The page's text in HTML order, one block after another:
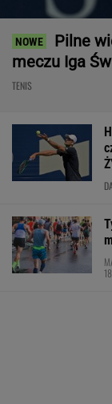
Pilne
meczu Iga
TENIS